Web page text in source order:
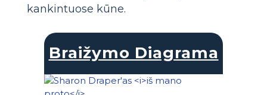
kankintuose kūne.
Braižymo Diagrama